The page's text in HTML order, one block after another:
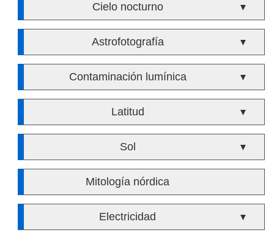
Cielo nocturno ▼
Astrofotografía ▼
Contaminación lumínica ▼
Latitud ▼
Sol ▼
Mitología nórdica
Electricidad ▼